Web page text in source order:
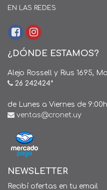
EN LAS REDES
¿DÓNDE ESTAMOS?
Alejo Rossell y Rius 1695,
26 242424*
de Lunes a Viernes de
ventas@cronet.uy
NEWSLETTER
Recibí ofertas en tu email